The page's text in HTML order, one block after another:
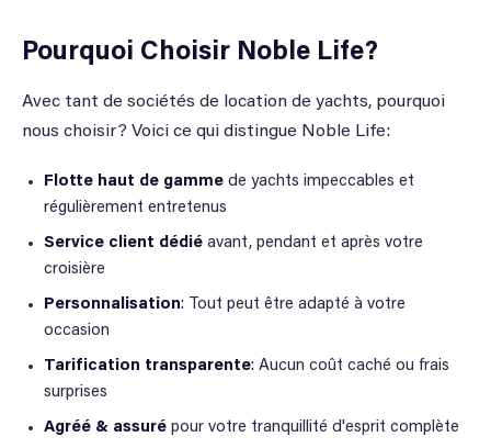
Pourquoi Choisir Noble Life?
Avec tant de sociétés de location de yachts, pourquoi
nous choisir? Voici ce qui distingue Noble Life:
Flotte haut de gamme de yachts impeccables et
régulièrement entretenus
Service client dédié avant, pendant et après votre
croisière
Personnalisation: Tout peut être adapté à votre
occasion
Tarification transparente: Aucun coût caché ou frais
surprises
Agréé & assuré pour votre tranquillité d'esprit complète